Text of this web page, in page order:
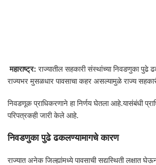
महाराष्ट्र: राज्यातील सहकारी संस्थांच्या निवडणुका
राज्यभर मुसळधार पावसाचा कहर असल्यामुळे राज्य
निवडणूक प्राधिकरणाने हा निर्णय घेतला आहे.यासंबंधी
परिपत्रकही जारी केले आहे.
निवडणुका पुढे ढकलण्यामागचे कारण
राज्यात अनेक जिल्ह्यांमध्ये पावसाची सद्यस्थिती लक्षात